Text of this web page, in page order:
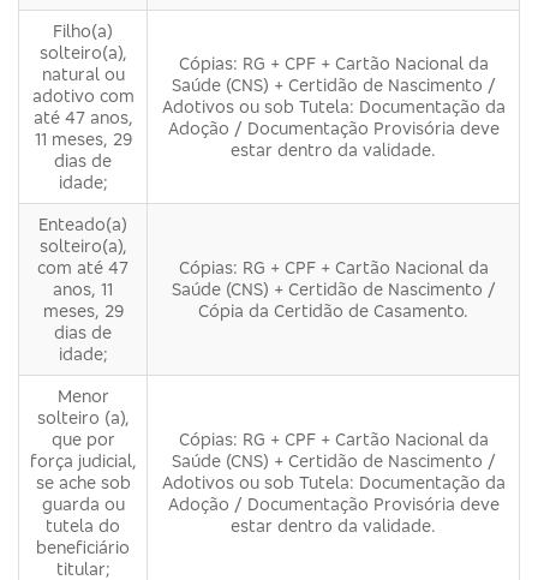
Filho(a)
solteiro(a),
natural ou
adotivo com
até 47 anos,
11 meses, 29
dias de
idade;
Cópias: RG + CPF + Cartão Nacional da
Saúde (CNS) + Certidão de Nascimento /
Adotivos ou sob Tutela: Documentação da
Adoção / Documentação Provisória deve
estar dentro da validade.
Enteado(a)
solteiro(a),
com até 47
anos, 11
meses, 29
dias de
idade;
Cópias: RG + CPF + Cartão Nacional da
Saúde (CNS) + Certidão de Nascimento /
Cópia da Certidão de Casamento.
Menor
solteiro (a),
que por
força judicial,
se ache sob
guarda ou
tutela do
beneficiário
titular;
Cópias: RG + CPF + Cartão Nacional da
Saúde (CNS) + Certidão de Nascimento /
Adotivos ou sob Tutela: Documentação da
Adoção / Documentação Provisória deve
estar dentro da validade.